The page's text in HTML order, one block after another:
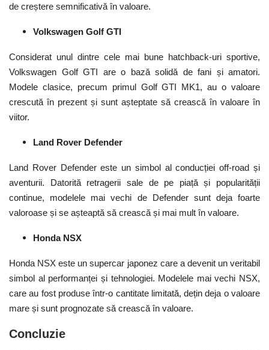
de creștere semnificativă în valoare.
Volkswagen Golf GTI
Considerat unul dintre cele mai bune hatchback-uri sportive,
Volkswagen Golf GTI are o bază solidă de fani și amatori.
Modele clasice, precum primul Golf GTI MK1, au o valoare
crescută în prezent și sunt așteptate să crească în valoare în
viitor.
Land Rover Defender
Land Rover Defender este un simbol al conducției off-road și
aventurii. Datorită retragerii sale de pe piață și popularității
continue, modelele mai vechi de Defender sunt deja foarte
valoroase și se așteaptă să crească și mai mult în valoare.
Honda NSX
Honda NSX este un supercar japonez care a devenit un veritabil
simbol al performanței și tehnologiei. Modelele mai vechi NSX,
care au fost produse într-o cantitate limitată, dețin deja o valoare
mare și sunt prognozate să crească în valoare.
Concluzie